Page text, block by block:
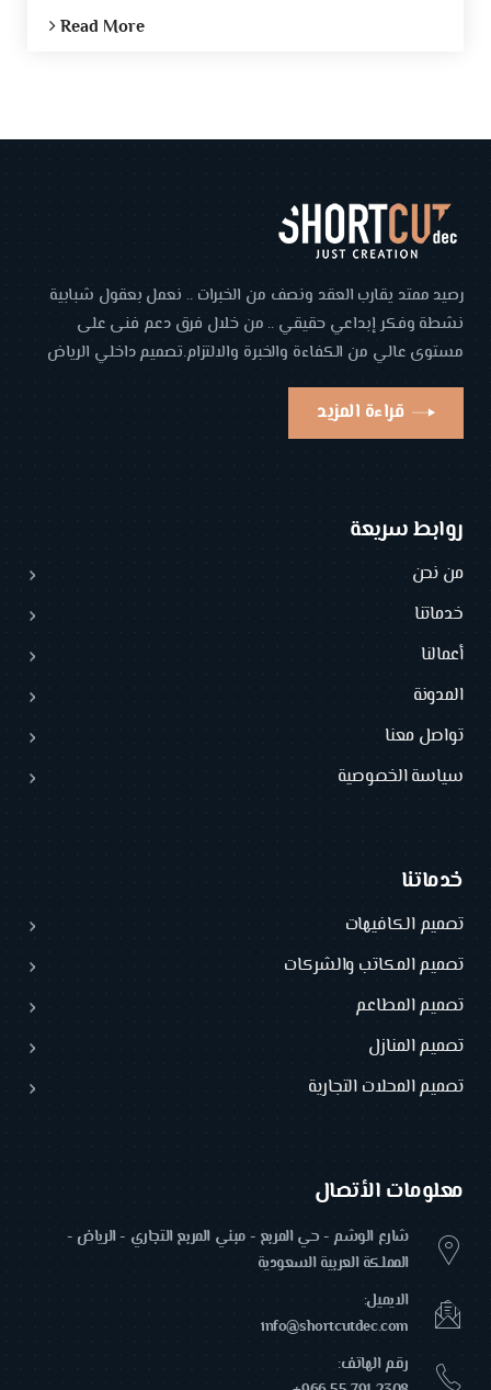
Read More
رصيد ممتد يقارب العقد ونصف من الخبرات .. نعمل بعقول شبابية
نشطة وفكر إبداعي حقيقي .. من خلال فرق دعم فنى على
مستوى عالي من الكفاءة والخبرة والالتزام.تصميم داخلي الرياض
قراءة المزيد
روابط سريعة
من نحن
خدماتنا
أعمالنا
المدونة
تواصل معنا
سياسة الخصوصية
خدماتنا
تصميم الكافيهات
تصميم المكاتب والشركات
تصميم المطاعم
تصميم المنازل
تصميم المحلات التجارية
معلومات الأتصال
شارع الوشم - حي المربع - مبني المربع التجاري - الرياض -
المملكة العربية السعودية
الايميل:
info@shortcutdec.com
رقم الهاتف: